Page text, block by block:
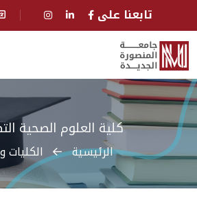
تابعنا على
كلية العلوم الصحية
الرئيسية الكليات